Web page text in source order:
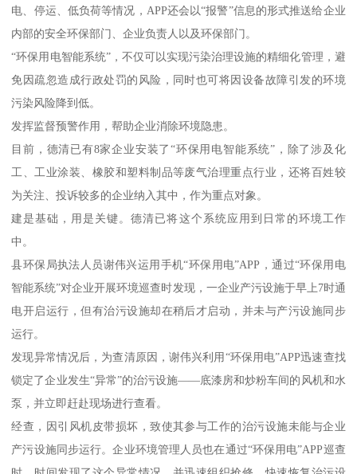
电、停运、低负荷等情况，APP还会以“报警”信息的形式推送给企业
内部的安全环保部门、企业负责人以及环保部门。
“环保用电智能系统”，不仅可以实现污染治理设施的精细化管理，避
免因疏忽造成行政处罚的风险，同时也可将因设备故障引发的环境
污染风险降到低。
发挥监督预警作用，帮助企业消除环境隐患。
目前，德清已有8家企业安装了“环保用电智能系统”，除了涉及化
工、工业涂装、橡胶和塑料制品等废气治理重点行业，还将百姓较
为关注、投诉较多的企业纳入其中，作为重点对象。
建是基础，用是关键。德清已将这个系统应用到日常的环境工作
中。
县环保局执法人员谢伟兴运用手机“环保用电”APP，通过“环保用电
智能系统”对企业开展环境巡查时发现，一企业产污设施于早上7时通
电开启运行，但有治污设施却在稍后才启动，并未与产污设施同步
运行。
发现异常情况后，为查清原因，谢伟兴利用“环保用电”APP迅速查找
锁定了企业发生“异常”的治污设施——底漆房和炒粉车间的风机和水
泵，并立即赶赴现场进行查看。
经查，因引风机皮带损坏，致使其参与工作的治污设施未能与企业
产污设施同步运行。企业环境管理人员也在通过“环保用电”APP巡查